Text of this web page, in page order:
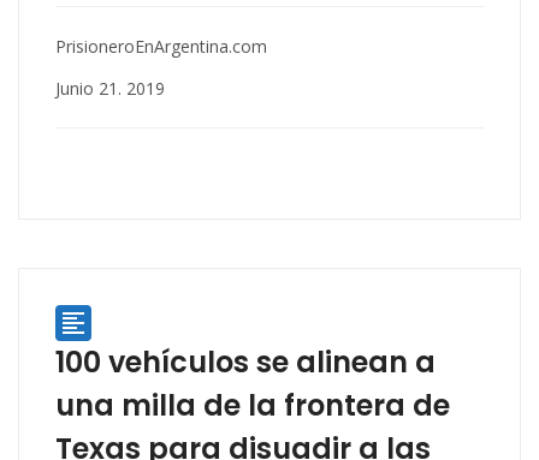
PrisioneroEnArgentina.com
Junio 21. 2019

100 vehículos se alinean a
una milla de la frontera de
Texas para disuadir a las